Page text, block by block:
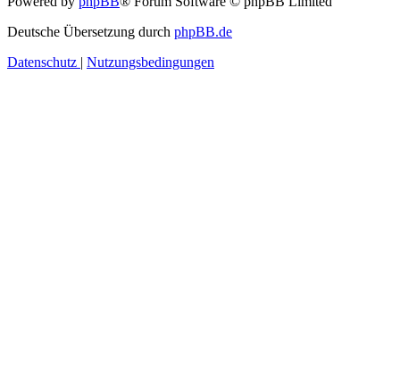
Deutsche Übersetzung durch phpBB.de
Datenschutz | Nutzungsbedingungen